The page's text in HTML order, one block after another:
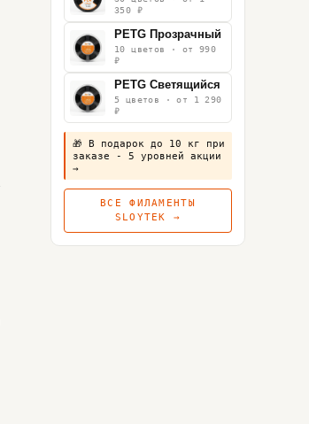
350 ₽
PETG Прозрачный
10 цветов · от 990
₽
PETG Светящийся
5 цветов · от 1 290
₽
🎁 В подарок до 10 кг при
заказе - 5 уровней акции
→
ВСЕ ФИЛАМЕНТЫ
SLOYTEK →